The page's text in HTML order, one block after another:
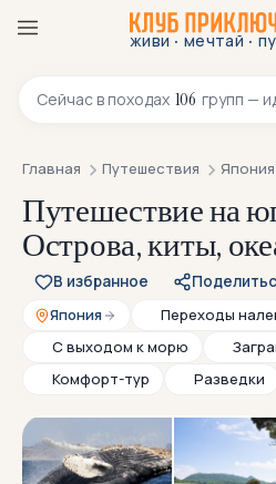
живи · мечтай ·
Сейчас в походах 106 групп —
8 800 200-
Главная Путешествия Япония
Путешествие на
Острова, киты,
В избранное
Япония
Переходы
С выходом к морю
Комфорт-тур
Разведки
НОВИНКА